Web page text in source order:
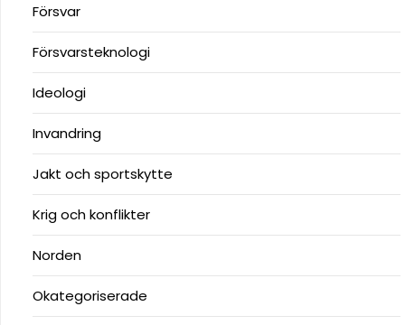
Försvar
Försvarsteknologi
Ideologi
Invandring
Jakt och sportskytte
Krig och konflikter
Norden
Okategoriserade